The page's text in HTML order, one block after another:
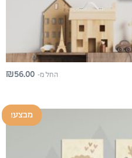
החל מ- ₪56.00
מבצע!